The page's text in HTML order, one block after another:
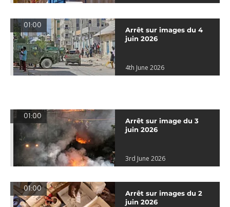
01:00
Arrêt sur images du 4
juin 2026
4th June 2026
01:00
Arrêt sur image du 3
juin 2026
3rd June 2026
01:00
Arrêt sur images du 2
juin 2026